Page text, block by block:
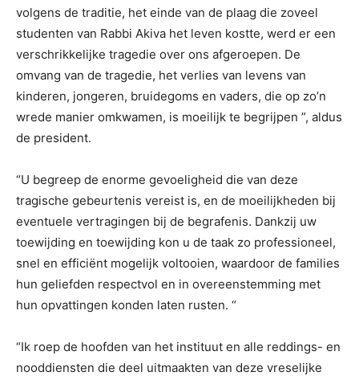
volgens de traditie, het einde van de plaag die zoveel
studenten van Rabbi Akiva het leven kostte, werd er een
verschrikkelijke tragedie over ons afgeroepen. De
omvang van de tragedie, het verlies van levens van
kinderen, jongeren, bruidegoms en vaders, die op zo’n
wrede manier omkwamen, is moeilijk te begrijpen ”, aldus
de president.
“U begreep de enorme gevoeligheid die van deze
tragische gebeurtenis vereist is, en de moeilijkheden bij
eventuele vertragingen bij de begrafenis. Dankzij uw
toewijding en toewijding kon u de taak zo professioneel,
snel en efficiënt mogelijk voltooien, waardoor de families
hun geliefden respectvol en in overeenstemming met
hun opvattingen konden laten rusten. “
“Ik roep de hoofden van het instituut en alle reddings- en
nooddiensten die deel uitmaakten van deze vreselijke